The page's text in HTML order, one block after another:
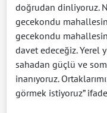
doğrudan dinliyoruz.
gecekondu
gecekondu
davet edeceğiz. Yerel
sahadan güçlü ve
inanıyoruz.
görmek istiyoruz”